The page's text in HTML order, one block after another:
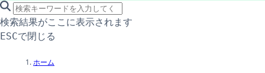
search icon
サイト内検索
検索結果がここに表示されます
ESCで閉じる
ホーム